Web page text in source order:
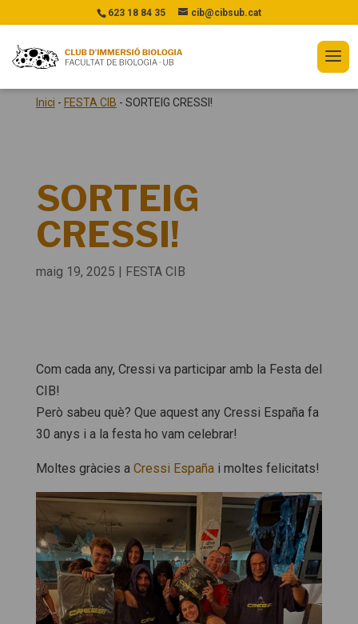
623 18 84 35 cib@cibsub.cat
Inici - FESTA CIB - SORTEIG CRESSI!
SORTEIG
CRESSI!
maig 19, 2025 | FESTA CIB
Com cada any, Cressi va participar amb la Festa del
CIB!
Però sabeu què? Que aquest any Cressi España fa
30 anys i a la festa ho vam celebrar!
Moltes gràcies a Cressi Españai moltes felicitats!